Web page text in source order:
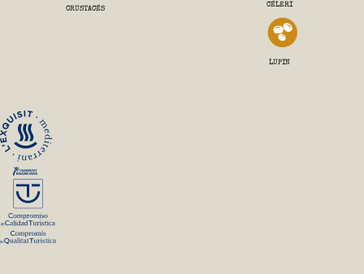
CRUSTACÉS
CÉLERI
LUPIN